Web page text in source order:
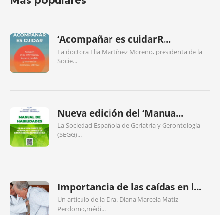
‘Acompañar es cuidarR...
La doctora Elia Martínez Moreno, presidenta de la
Socie...
Nueva edición del ‘Manua...
La Sociedad Española de Geriatría y Gerontología
(SEGG)...
Importancia de las caídas en l...
Un artículo de la Dra. Diana Marcela Matiz
Perdomo,médi...